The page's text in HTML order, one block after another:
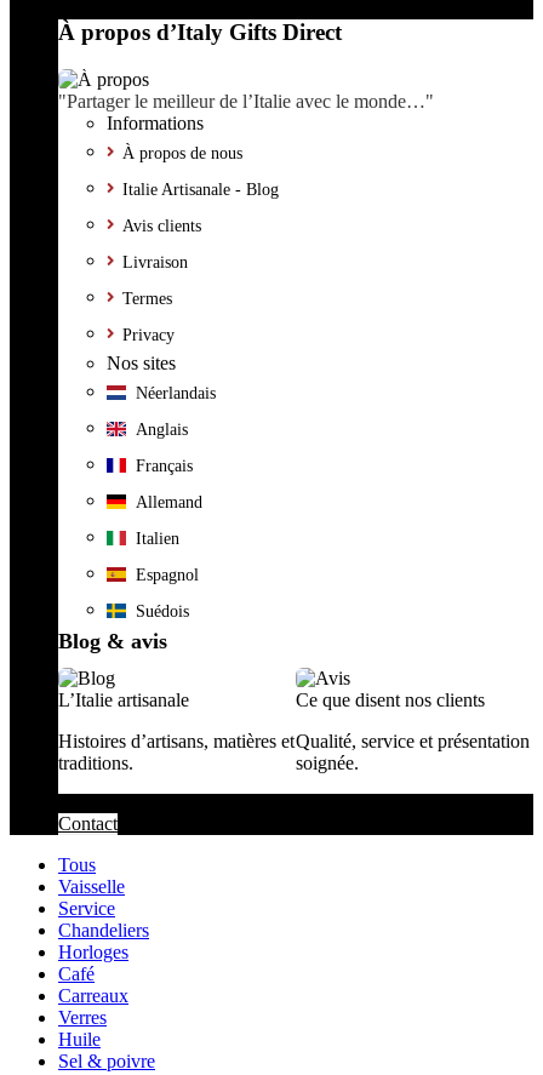
À propos d’Italy Gifts Direct
"Partager le meilleur de l’Italie avec le monde…"
Informations
À propos de nous
Italie Artisanale - Blog
Avis clients
Livraison
Termes
Privacy
Nos sites
Néerlandais
Anglais
Français
Allemand
Italien
Espagnol
Suédois
Blog & avis
L’Italie artisanale
Histoires d’artisans, matières et
traditions.
Ce que disent nos clients
Qualité, service et présentation
soignée.
Contact
Tous
Vaisselle
Service
Chandeliers
Horloges
Café
Carreaux
Verres
Huile
Sel & poivre